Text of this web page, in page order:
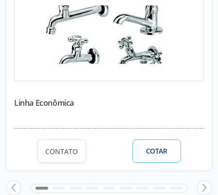
Linha Econômica
CONTATO COTAR